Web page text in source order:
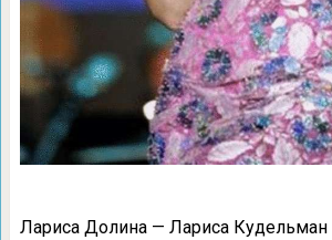
Лариса Долина — Лариса Кудельман